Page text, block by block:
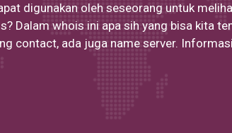
digunakan oleh seseorang untuk
Dalam whois ini apa sih yang bisa kita
contact, ada juga name server.